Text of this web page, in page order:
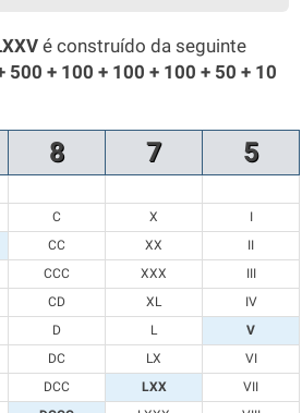
é construído da seguinte
500 + 100 + 100 + 100 + 50 + 10
8 7 5
C X
I
CC XX
II
CCC XXX
III
CD XL
IV
D L
V
DC LX
VI
DCC LXX
VII